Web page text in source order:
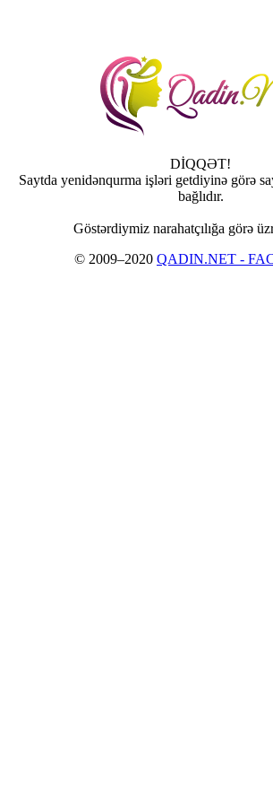
DİQQƏT!
Saytda yenidənqurma işləri getdiyinə görə
bağlıdır.
Göstərdiymiz narahatçılığa görə
© 2009–2020 QADIN.NET -